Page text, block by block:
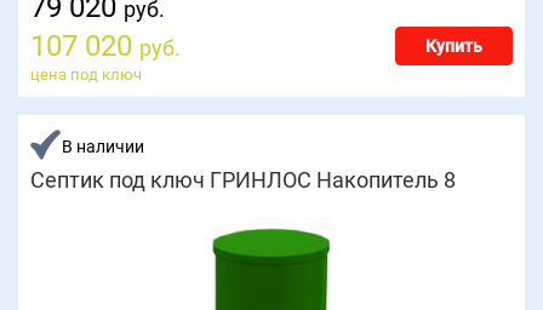
79 020 руб.
107 020 руб. Купить
цена под ключ
В наличии
Септик под ключ ГРИНЛОС Накопитель 8